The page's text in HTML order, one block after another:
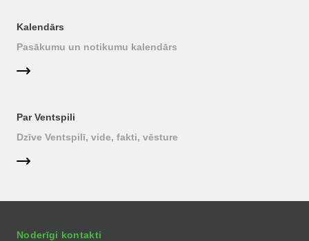
Kalendārs
Pasākumu un notikumu kalendārs
Par Ventspili
Dzīve Ventspilī, vide, fakti, vēsture
Noderīgi kontakti